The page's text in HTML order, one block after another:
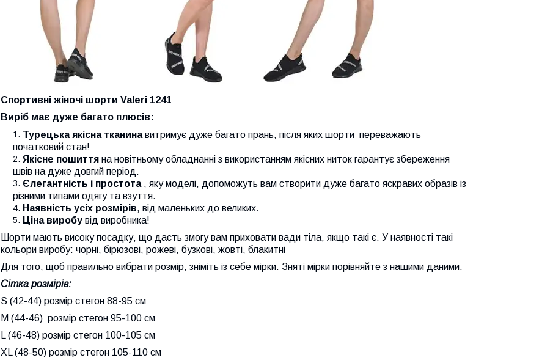
Спортивні жіночі шорти Valeri 1241
Виріб має дуже багато плюсів:
Турецька якісна тканинавитримує дуже багато прань, після яких шорти переважають
початковий стан!
Якісне пошиття на новітньому обладнанні з використанням якісних ниток гарантує збереження
швів на дуже довгий період.
Єлегантність і простота, яку моделі, допоможуть вам створити дуже багато яскравих образів із
різними типами одягу та взуття.
Наявність усіх розмірів, від маленьких до великих.
Ціна виробу від виробника!
Шорти мають високу посадку, що дасть змогу вам приховати вади тіла, якщо такі є. У наявності такі
кольори виробу: чорні, бірюзові, рожеві, бузкові, жовті, блакитні
Для того, щоб правильно вибрати розмір, зніміть із себе мірки. Зняті мірки порівняйте з нашими даними.
Сітка розмірів:
S (42-44) розмір стегон 88-95 см
M (44-46) розмір стегон 95-100 см
L (46-48) розмір стегон 100-105 см
XL (48-50) розмір стегон 105-110 см